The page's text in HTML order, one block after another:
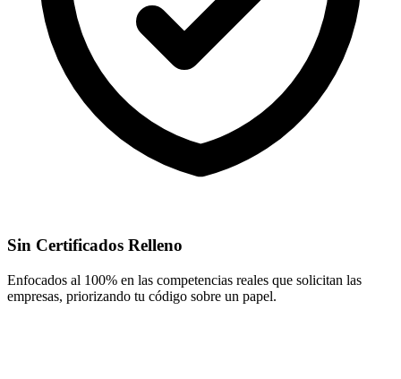
Sin Certificados Relleno
Enfocados al 100% en las competencias reales que solicitan las
empresas, priorizando tu código sobre un papel.